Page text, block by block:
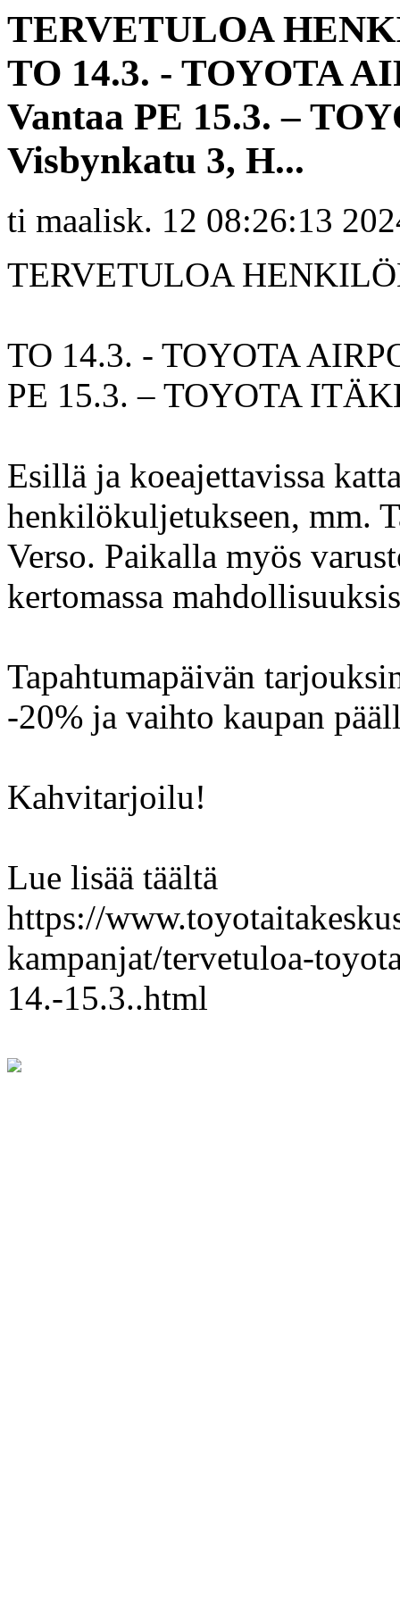
TERVETULOA
TO 14.3. - TOYOTA
Vantaa PE 15.3. –
Visbynkatu 3, H...
ti maalisk. 12 08:26:13
TERVETULOA
TO 14.3. - TOYOTA
PE 15.3. – TOYOTA
Esillä ja koeajettavissa
henkilökuljetukseen, mm.
Verso. Paikalla myös
kertomassa
Tapahtumapäivän
-20% ja vaihto kaupan
Kahvitarjoilu!
Lue lisää täältä
https://
kampanjat/tervetuloa-
14.-15.3..html